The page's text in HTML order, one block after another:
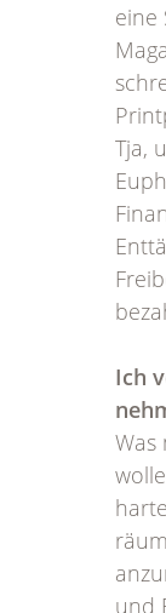
eine
Tja,
Ich
Was
und